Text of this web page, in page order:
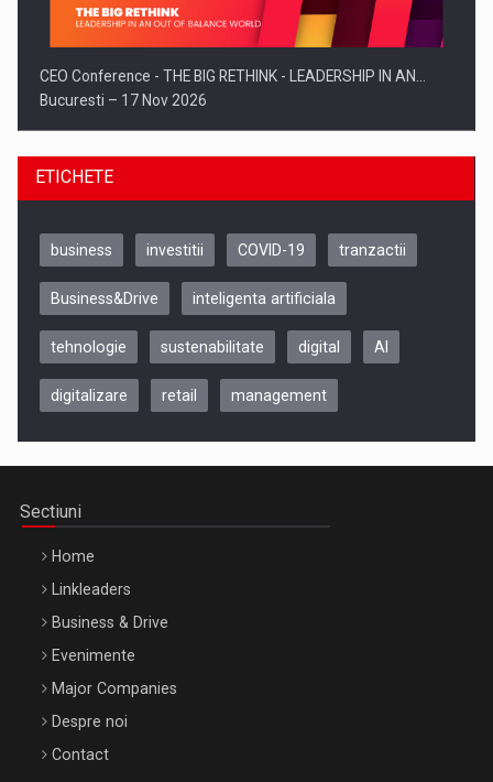
CEO Conference - THE BIG RETHINK - LEADERSHIP IN AN…
Bucuresti – 17 Nov 2026
Be Inspired. Make it Happen!, CLUJ, 9 Decembrie
Be Inspired. Make it Happen!, ARTEMIS LETO, ORADEA, 8
Octombrie
ETICHETE
business investitii COVID-19 tranzactii
Business&Drive inteligenta artificiala
tehnologie sustenabilitate digital AI
digitalizare retail management
Sectiuni
Home
Linkleaders
Business & Drive
Evenimente
Major Companies
Despre noi
Contact